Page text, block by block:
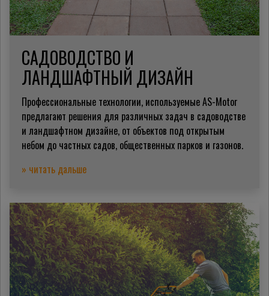
САДОВОДСТВО И
ЛАНДШАФТНЫЙ ДИЗАЙН
Профессиональные технологии, используемые AS-Motor
предлагают решения для различных задач в садоводстве
и ландшафтном дизайне, от объектов под открытым
небом до частных садов, общественных парков и газонов.
» читать дальше